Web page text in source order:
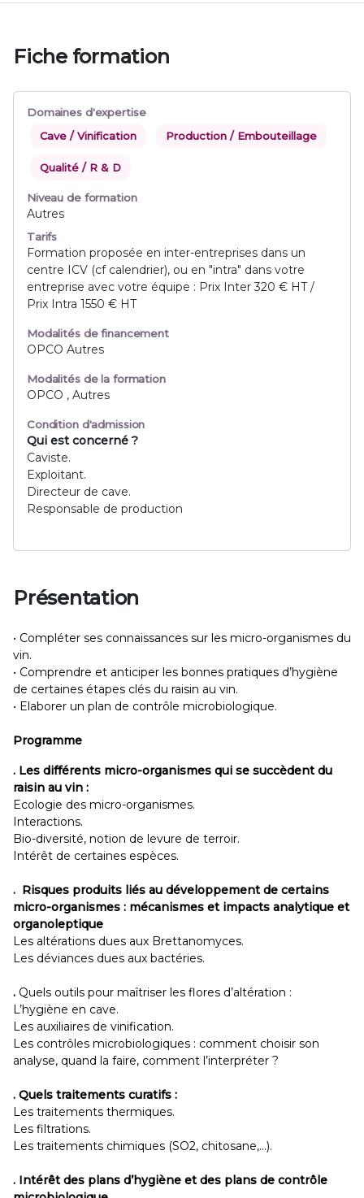
Présentation
• Compléter ses connaissances sur les micro-organismes du
vin.
• Comprendre et anticiper les bonnes pratiques d’hygiène
de certaines étapes clés du raisin au vin.
• Elaborer un plan de contrôle microbiologique.
Programme
. Les différents micro-organismes qui se succèdent du
raisin au vin :
Ecologie des micro-organismes.
Interactions.
Bio-diversité, notion de levure de terroir.
Intérêt de certaines espèces.
. Risques produits liés au développement de certains
micro-organismes : mécanismes et impacts analytique et
organoleptique
Les altérations dues aux Brettanomyces.
Les déviances dues aux bactéries.
. Quels outils pour maîtriser les flores d’altération :
L’hygiène en cave.
Les auxiliaires de vinification.
Les contrôles microbiologiques : comment choisir son
analyse, quand la faire, comment l’interpréter ?
. Quels traitements curatifs :
Les traitements thermiques.
Les filtrations.
Les traitements chimiques (SO2, chitosane,...).
. Intérêt des plans d’hygiène et des plans de contrôle
Fiche formation
Domaines d'expertise
Cave / Vinification
Production / Embouteillage
Qualité / R & D
Niveau de formation
Autres
Tarifs
Formation proposée en inter-entreprises dans un
centre ICV (cf calendrier), ou en "intra" dans votre
entreprise avec votre équipe : Prix Inter 320 € HT /
Prix Intra 1550 € HT
Modalités de financement
OPCO Autres
Modalités de la formation
OPCO , Autres
Condition d'admission
Qui est concerné ?
Caviste.
Exploitant.
Directeur de cave.
Responsable de production